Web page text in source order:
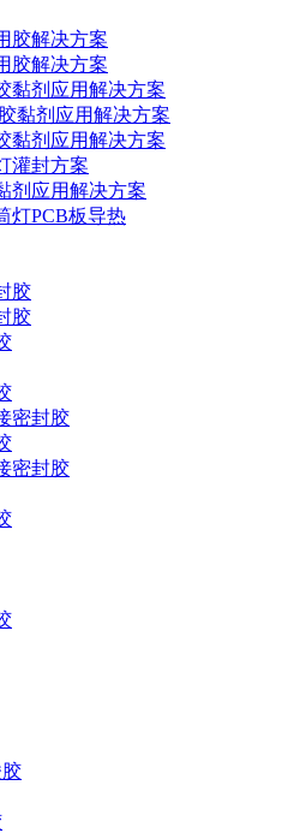
胶解决方案
胶解决方案
黏剂应用解决方案
黏剂应用解决方案
黏剂应用解决方案
灌封方案
剂应用解决方案
灯PCB板导热
胶
胶
密封胶
密封胶